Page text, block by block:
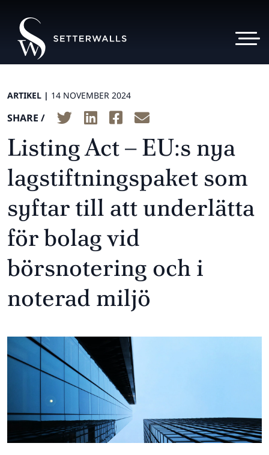
ARTIKEL | 14 NOVEMBER 2024
SHARE /
Listing Act – EU:s nya
lagstiftningspaket som
syftar till att underlätta
för bolag vid
börsnotering och i
noterad miljö